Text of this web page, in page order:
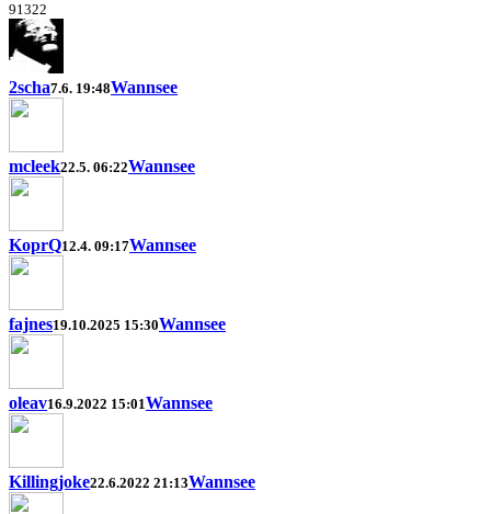
91322
2scha7.6. 19:48Wannsee
mcleek22.5. 06:22Wannsee
KoprQ12.4. 09:17Wannsee
fajnes19.10.2025 15:30Wannsee
oleav16.9.2022 15:01Wannsee
Killingjoke22.6.2022 21:13Wannsee